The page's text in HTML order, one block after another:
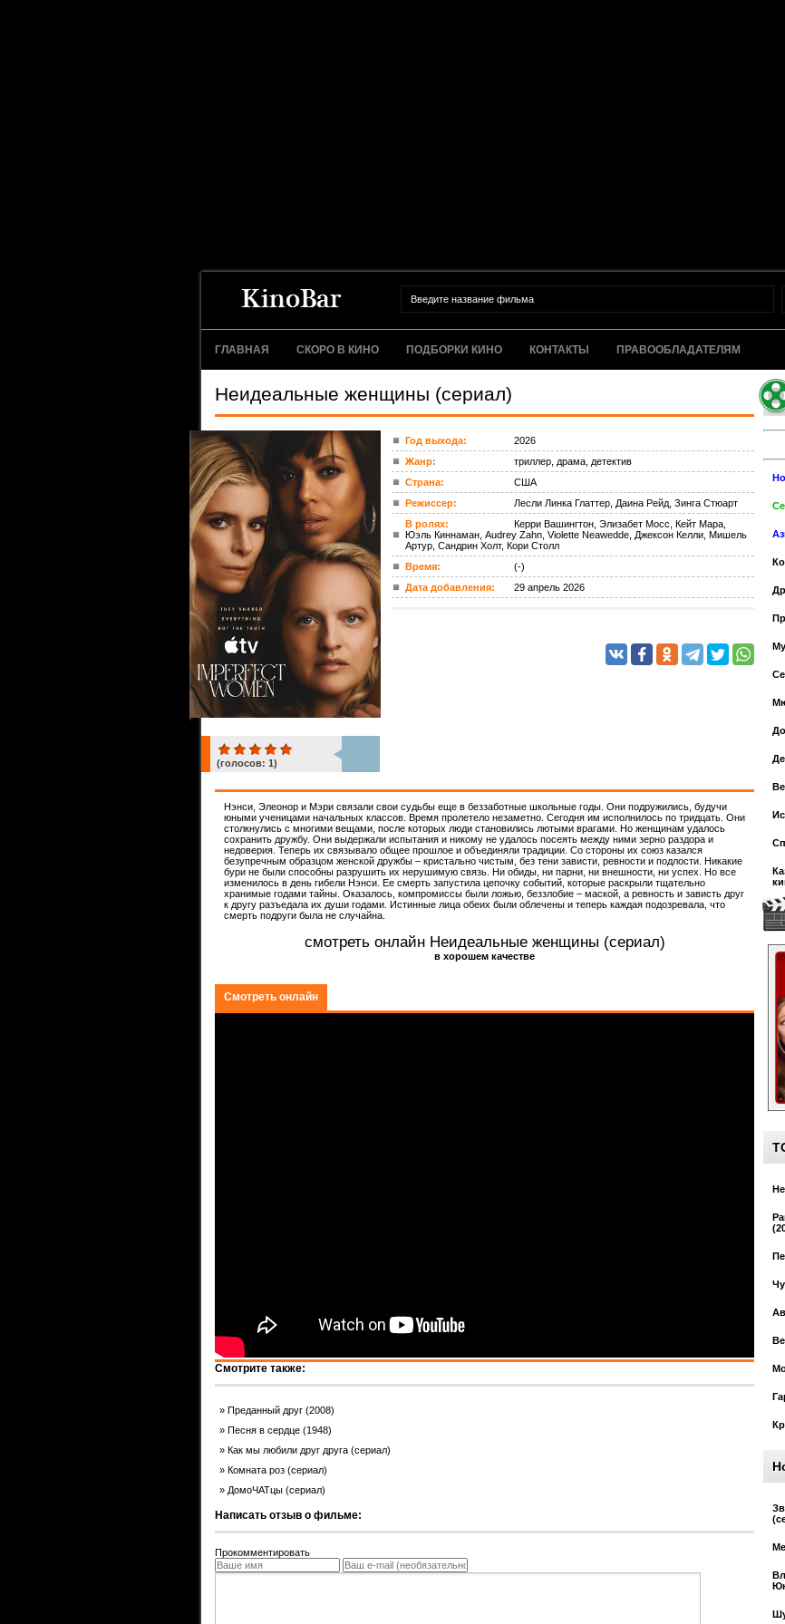
ГЛАВНАЯ СКОРО В КИНО ПОДБОРКИ КИНО КОНТАКТЫ ПРАВООБЛАДАТЕЛЯМ
Неидеальные женщины (сериал)
ком.
(голосов: 1)
Год выхода:
2026
Жанр:
триллер, драма, детектив
Страна:
США
Режиссер:
Лесли Линка Глаттер, Даина Рейд, Зинга Стюарт
В ролях:
Керри Вашингтон, Элизабет Мосс, Кейт Мара,
Юэль Киннаман, Audrey Zahn, Violette Neawedde, Джексон Келли, Мишель
Артур, Сандрин Холт, Кори Столл
Время:
(-)
Дата добавления:
29 апрель 2026
Нэнси, Элеонор и Мэри связали свои судьбы еще в беззаботные школьные годы. Они подружились, будучи
юными ученицами начальных классов. Время пролетело незаметно. Сегодня им исполнилось по тридцать. Они
столкнулись с многими вещами, после которых люди становились лютыми врагами. Но женщинам удалось
сохранить дружбу. Они выдержали испытания и никому не удалось посеять между ними зерно раздора и
недоверия. Теперь их связывало общее прошлое и объединяли традиции. Со стороны их союз казался
безупречным образцом женской дружбы – кристально чистым, без тени зависти, ревности и подлости. Никакие
бури не были способны разрушить их нерушимую связь. Ни обиды, ни парни, ни внешности, ни успех. Но все
изменилось в день гибели Нэнси. Ее смерть запустила цепочку событий, которые раскрыли тщательно
хранимые годами тайны. Оказалось, компромиссы были ложью, беззлобие – маской, а ревность и зависть друг
к другу разъедала их души годами. Истинные лица обеих были облечены и теперь каждая подозревала, что
смерть подруги была не случайна.
смотреть онлайн Неидеальные женщины (сериал)
в хорошем качестве
Смотреть онлайн
Смотрите также:
Преданный друг (2008)
Песня в сердце (1948)
Как мы любили друг друга (сериал)
Комната роз (сериал)
ДомоЧАТцы (сериал)
Написать отзыв о фильме:
Прокомментировать